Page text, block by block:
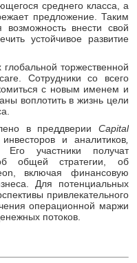
среднего класса, а
предложение. Таким
внести свой
устойчивое развитие
торжественной
Сотрудники со всего
с новым именем и
воплотить в жизнь цели
в преддверии Capital
и аналитиков,
участники получат
общей стратегии, об
включая финансовую
Для потенциальных
привлекательного
операционной маржи
потоков.